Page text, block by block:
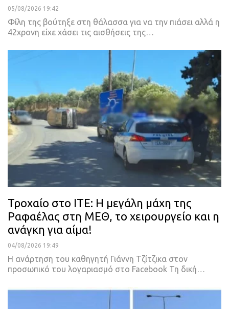
05/08/2026 19:42
Φίλη της βούτηξε στη θάλασσα για να την πιάσει αλλά η
42χρονη είχε χάσει τις αισθήσεις της…
Τροχαίο στο ΙΤΕ: Η μεγάλη μάχη της
Ραφαέλας στη ΜΕΘ, το χειρουργείο και η
ανάγκη για αίμα!
04/08/2026 19:49
Η ανάρτηση του καθηγητή Γιάννη Τζίτζικα στον
προσωπικό του λογαριασμό στο Facebook Τη δική…